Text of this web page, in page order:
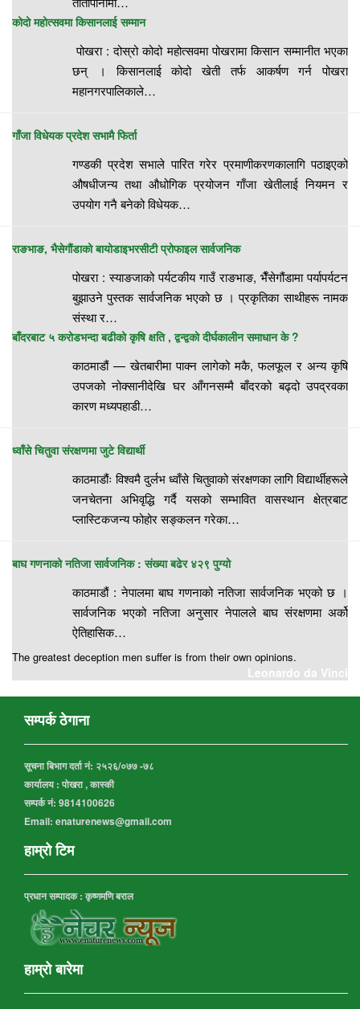
कोदो महोत्सवमा किसानलाई सम्मान
पोखरा : दोस्रो कोदो महोत्सवमा पोखरामा किसान सम्मानीत भएका
छन् । किसानलाई कोदो खेती तर्फ आकर्षण गर्न पोखरा
महानगरपालिकाले…
गाँजा विधेयक प्रदेश सभामै फिर्ता
गण्डकी प्रदेश सभाले पारित गरेर प्रमाणीकरणकालागि पठाइएको
औषधीजन्य तथा औधोगिक प्रयोजन गाँजा खेतीलाई नियमन र
उपयोग गनै बनेको विधेयक…
राङभाङ, भैसेगौंडाको बायोडाइभरसीटी प्रोफाइल सार्वजनिक
पोखरा : स्याङजाको पर्यटकीय गाउँ राङभाङ, भैँसेगौंडामा पर्यापर्यटन
बुझाउने पुस्तक सार्वजनिक भएको छ । प्रकृतिका साथीहरू नामक
संस्था र…
बाँदरबाट ५ करोडभन्दा बढीको कृषि क्षति , द्वन्द्वको दीर्घकालीन समाधान के ?
काठमाडौं — खेतबारीमा पाक्न लागेको मकै, फलफूल र अन्य कृषि
उपजको नोक्सानीदेखि घर आँगनसम्मै बाँदरको बढ्दो उपद्रवका
कारण मध्यपहाडी…
ध्वाँसे चितुवा संरक्षणमा जुटे विद्यार्थी
काठमाडौंः विश्वमै दुर्लभ ध्वाँसे चितुवाको संरक्षणका लागि विद्यार्थीहरूले
जनचेतना अभिवृद्धि गर्दै यसको सम्भावित वासस्थान क्षेत्रबाट
प्लास्टिकजन्य फोहोर सङ्कलन गरेका…
बाघ गणनाको नतिजा सार्वजनिक : संख्या बढेर ४२९ पुग्यो
काठमाडौं : नेपालमा बाघ गणनाको नतिजा सार्वजनिक भएको छ ।
सार्वजनिक भएको नतिजा अनुसार नेपालले बाघ संरक्षणमा अर्को
ऐतिहासिक…
The greatest deception men suffer is from their own opinions.
Leonardo da Vinci
सम्पर्क ठेगाना
सूचना बिभाग दर्ता नं: २५२६/०७७ -७८
कार्यालय : पोखरा , कास्की
सम्पर्क नं: 9814100626
Email: enaturenews@gmail.com
हाम्रो टिम
प्रधान सम्पादक : कृष्णमणि बराल
हाम्रो बारेमा